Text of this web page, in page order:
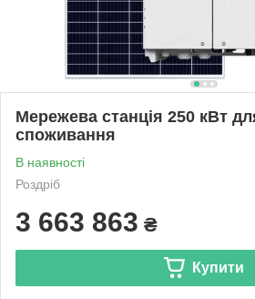
Мережева станція 250 кВт
споживання
В наявності
Роздріб
3 663 863 ₴
Купити